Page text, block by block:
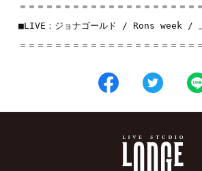
＝＝＝＝＝＝＝＝＝＝＝＝＝＝＝＝＝＝＝＝
■LIVE： ジョナゴールド / Rons week /
＝＝＝＝＝＝＝＝＝＝＝＝＝＝＝＝＝＝＝＝